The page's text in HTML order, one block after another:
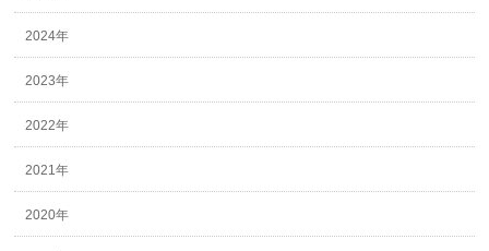
2024年
2023年
2022年
2021年
2020年